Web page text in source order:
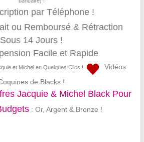
par Téléphone !
ou Remboursé & Rétraction
Sous 14 Jours !
Facile et Rapide
et Michel en Quelques Clics !
Vidéos
de Blacks !
Jacquie & Michel Black Pour
: Or, Argent & Bronze !